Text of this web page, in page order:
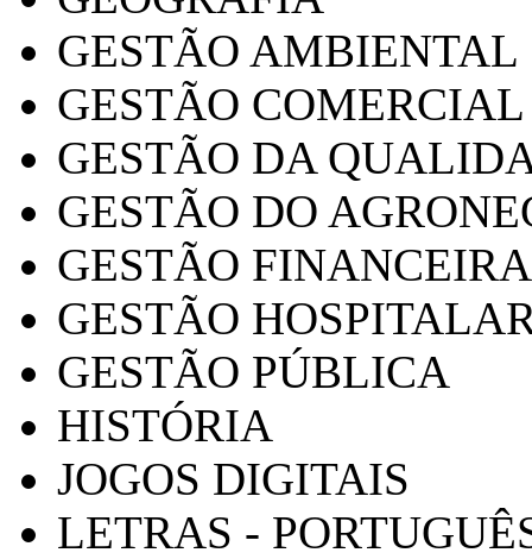
GESTÃO AMBIENTAL
GESTÃO COMERCIAL
GESTÃO DA
GESTÃO DO
GESTÃO FINANCEIRA
GESTÃO
GESTÃO PÚBLICA
HISTÓRIA
JOGOS DIGITAIS
LETRAS -